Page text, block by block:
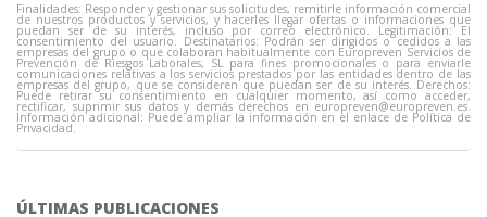
Finalidades: Responder y gestionar sus solicitudes, remitirle información comercial
de nuestros productos y servicios, y hacerles llegar ofertas o informaciones que
puedan ser de su interés, incluso por correo electrónico. Legitimación: El
consentimiento del usuario. Destinatarios: Podrán ser dirigidos o cedidos a las
empresas del grupo o que colaboran habitualmente con Europreven Servicios de
Prevención de Riesgos Laborales, SL para fines promocionales o para enviarle
comunicaciones relativas a los servicios prestados por las entidades dentro de las
empresas del grupo, que se consideren que puedan ser de su interés. Derechos:
Puede retirar su consentimiento en cualquier momento, así como acceder,
rectificar, suprimir sus datos y demás derechos en europreven@europreven.es.
Información adicional: Puede ampliar la información en el enlace de Política de
Privacidad.
ÚLTIMAS PUBLICACIONES